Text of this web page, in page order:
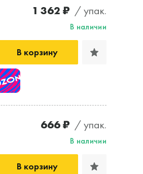
1 362 ₽ / упак.
В наличии
В корзину
666 ₽ / упак.
В наличии
В корзину